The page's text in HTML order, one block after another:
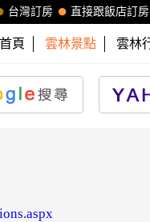
直接跟飯店訂房
台灣訂房
首頁 雲林景點 雲林